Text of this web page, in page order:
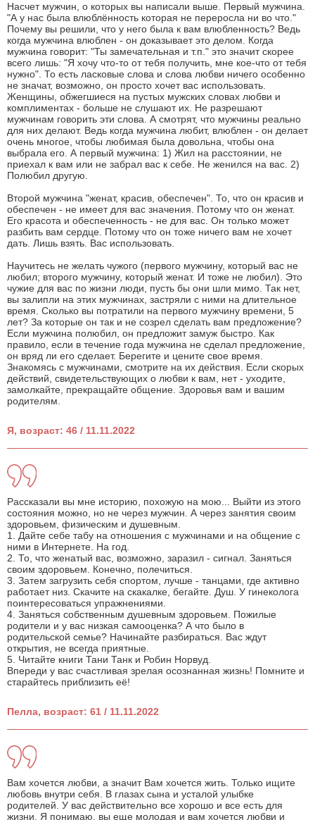
Насчет мужчин, о которых вы написали выше. Первый мужчина.
"А у нас была влюблённость которая не переросла ни во что."
Почему вы решили, что у него была к вам влюбленность? Ведь
когда мужчина влюблен - он доказывает это делом. Когда
мужчина говорит: "Ты замечательная и т.п." это значит скорее
всего лишь: "Я хочу что-то от тебя получить, мне кое-что от тебя
нужно". То есть ласковые слова и слова любви ничего особенно
не значат, возможно, он просто хочет вас использовать.
Женщины, обжегшиеся на пустых мужских словах любви и
комплиментах - больше не слушают их. Не разрешают
мужчинам говорить эти слова. А смотрят, что мужчины реально
для них делают. Ведь когда мужчина любит, влюблен - он делает
очень многое, чтобы любимая была довольна, чтобы она
выбрала его. А первый мужчина: 1) Жил на расстоянии, не
приехал к вам или не забрал вас к себе. Не женился на вас. 2)
Полюбил другую.
Второй мужчина "женат, красив, обеспечен". То, что он красив и
обеспечен - не имеет для вас значения. Потому что он женат.
Его красота и обеспеченность - не для вас. Он только может
разбить вам сердце. Потому что он тоже ничего вам не хочет
дать. Лишь взять. Вас использовать.
Научитесь не желать чужого (первого мужчину, который вас не
любил; второго мужчину, который женат. И тоже не любил). Это
чужие для вас по жизни люди, пусть бы они шли мимо. Так нет,
вы залипли на этих мужчинах, застряли с ними на длительное
время. Сколько вы потратили на первого мужчину времени, 5
лет? За которые он так и не созрел сделать вам предложение?
Если мужчина полюбил, он предложит замуж быстро. Как
правило, если в течение года мужчина не сделал предложение,
он вряд ли его сделает. Берегите и цените свое время.
Знакомясь с мужчинами, смотрите на их действия. Если скорых
действий, свидетельствующих о любви к вам, нет - уходите,
замолкайте, прекращайте общение. Здоровья вам и вашим
родителям.
Я, возраст: 46 / 11.11.2022
Рассказали вы мне историю, похожую на мою... Выйти из этого
состояния можно, но не через мужчин. А через занятия своим
здоровьем, физическим и душевным.
1. Дайте себе табу на отношения с мужчинами и на общение с
ними в Интернете. На год.
2. То, что женатый вас, возможно, заразил - сигнал. Заняться
своим здоровьем. Конечно, полечиться.
3. Затем загрузить себя спортом, лучше - танцами, где активно
работает низ. Скачите на скакалке, бегайте. Душ. У гинеколога
поинтересоваться упражнениями.
4. Заняться собственным душевным здоровьем. Пожилые
родители и у вас низкая самооценка? А что было в
родительской семье? Начинайте разбираться. Вас ждут
открытия, не всегда приятные.
5. Читайте книги Тани Танк и Робин Норвуд.
Впереди у вас счастливая зрелая осознанная жизнь! Помните и
старайтесь приблизить её!
Пелла, возраст: 61 / 11.11.2022
Вам хочется любви, а значит Вам хочется жить. Только ищите
любовь внутри себя. В глазах сына и усталой улыбке
родителей. У вас действительно все хорошо и все есть для
жизни. Я понимаю, вы еще молодая и вам хочется любви и